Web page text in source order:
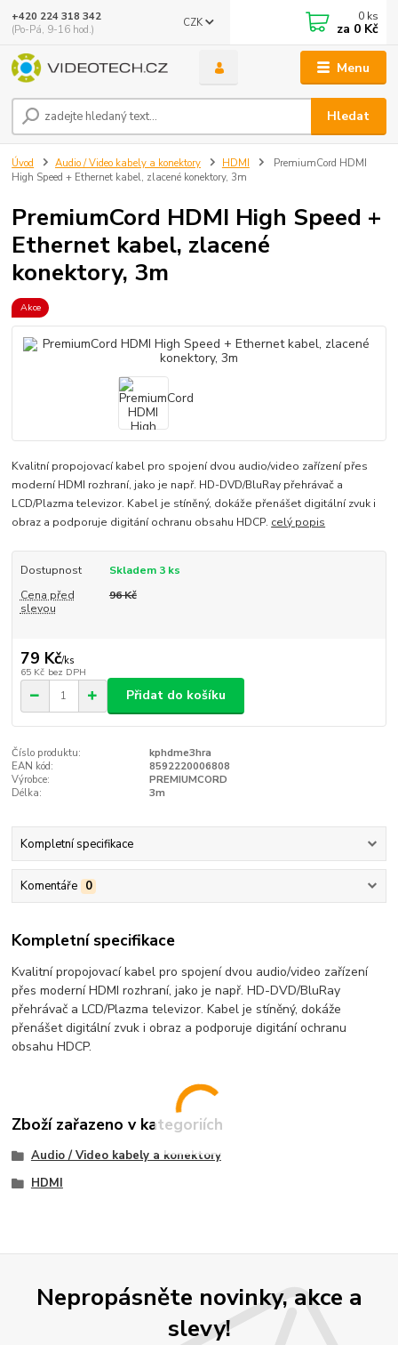
Menu
CZK
Hledat
+420 224 318 342
(Po-Pá, 9-16 hod.)
0 ks
za 0 Kč
Úvod Audio / Video kabely a konektory HDMI
PremiumCord HDMI
High Speed + Ethernet kabel, zlacené konektory, 3m
PremiumCord HDMI High Speed +
Ethernet kabel, zlacené
konektory, 3m
Akce
Kvalitní propojovací kabel pro spojení dvou audio/video zařízení přes
moderní HDMI rozhraní, jako je např. HD-DVD/BluRay přehrávač a
LCD/Plazma televizor. Kabel je stíněný, dokáže přenášet digitální zvuk i
obraz a podporuje digitání ochranu obsahu HDCP. celý popis
Dostupnost
Skladem 3 ks
Cena před
slevou
96 Kč
79 Kč/ks
65 Kč bez DPH
Přidat do košíku
Číslo produktu:
kphdme3hra
EAN kód:
8592220006808
Výrobce:
PREMIUMCORD
Délka:
3m
Kompletní specifikace
Komentáře 0
Kompletní specifikace
Kvalitní propojovací kabel pro spojení dvou audio/video zařízení
přes moderní HDMI rozhraní, jako je např. HD-DVD/BluRay
přehrávač a LCD/Plazma televizor. Kabel je stíněný, dokáže
přenášet digitální zvuk i obraz a podporuje digitání ochranu
obsahu HDCP.
Zboží zařazeno v kategoriích
Audio / Video kabely a konektory
HDMI
Nepropásněte novinky, akce a
slevy!